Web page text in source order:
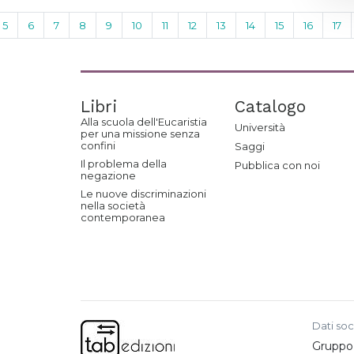
5 6 7 8 9 10 11 12 13 14 15 16 17
Libri
Alla scuola dell'Eucaristia
per una missione senza
confini
Il problema della
negazione
Le nuove discriminazioni
nella società
contemporanea
Catalogo
Università
Saggi
Pubblica con noi
Dati